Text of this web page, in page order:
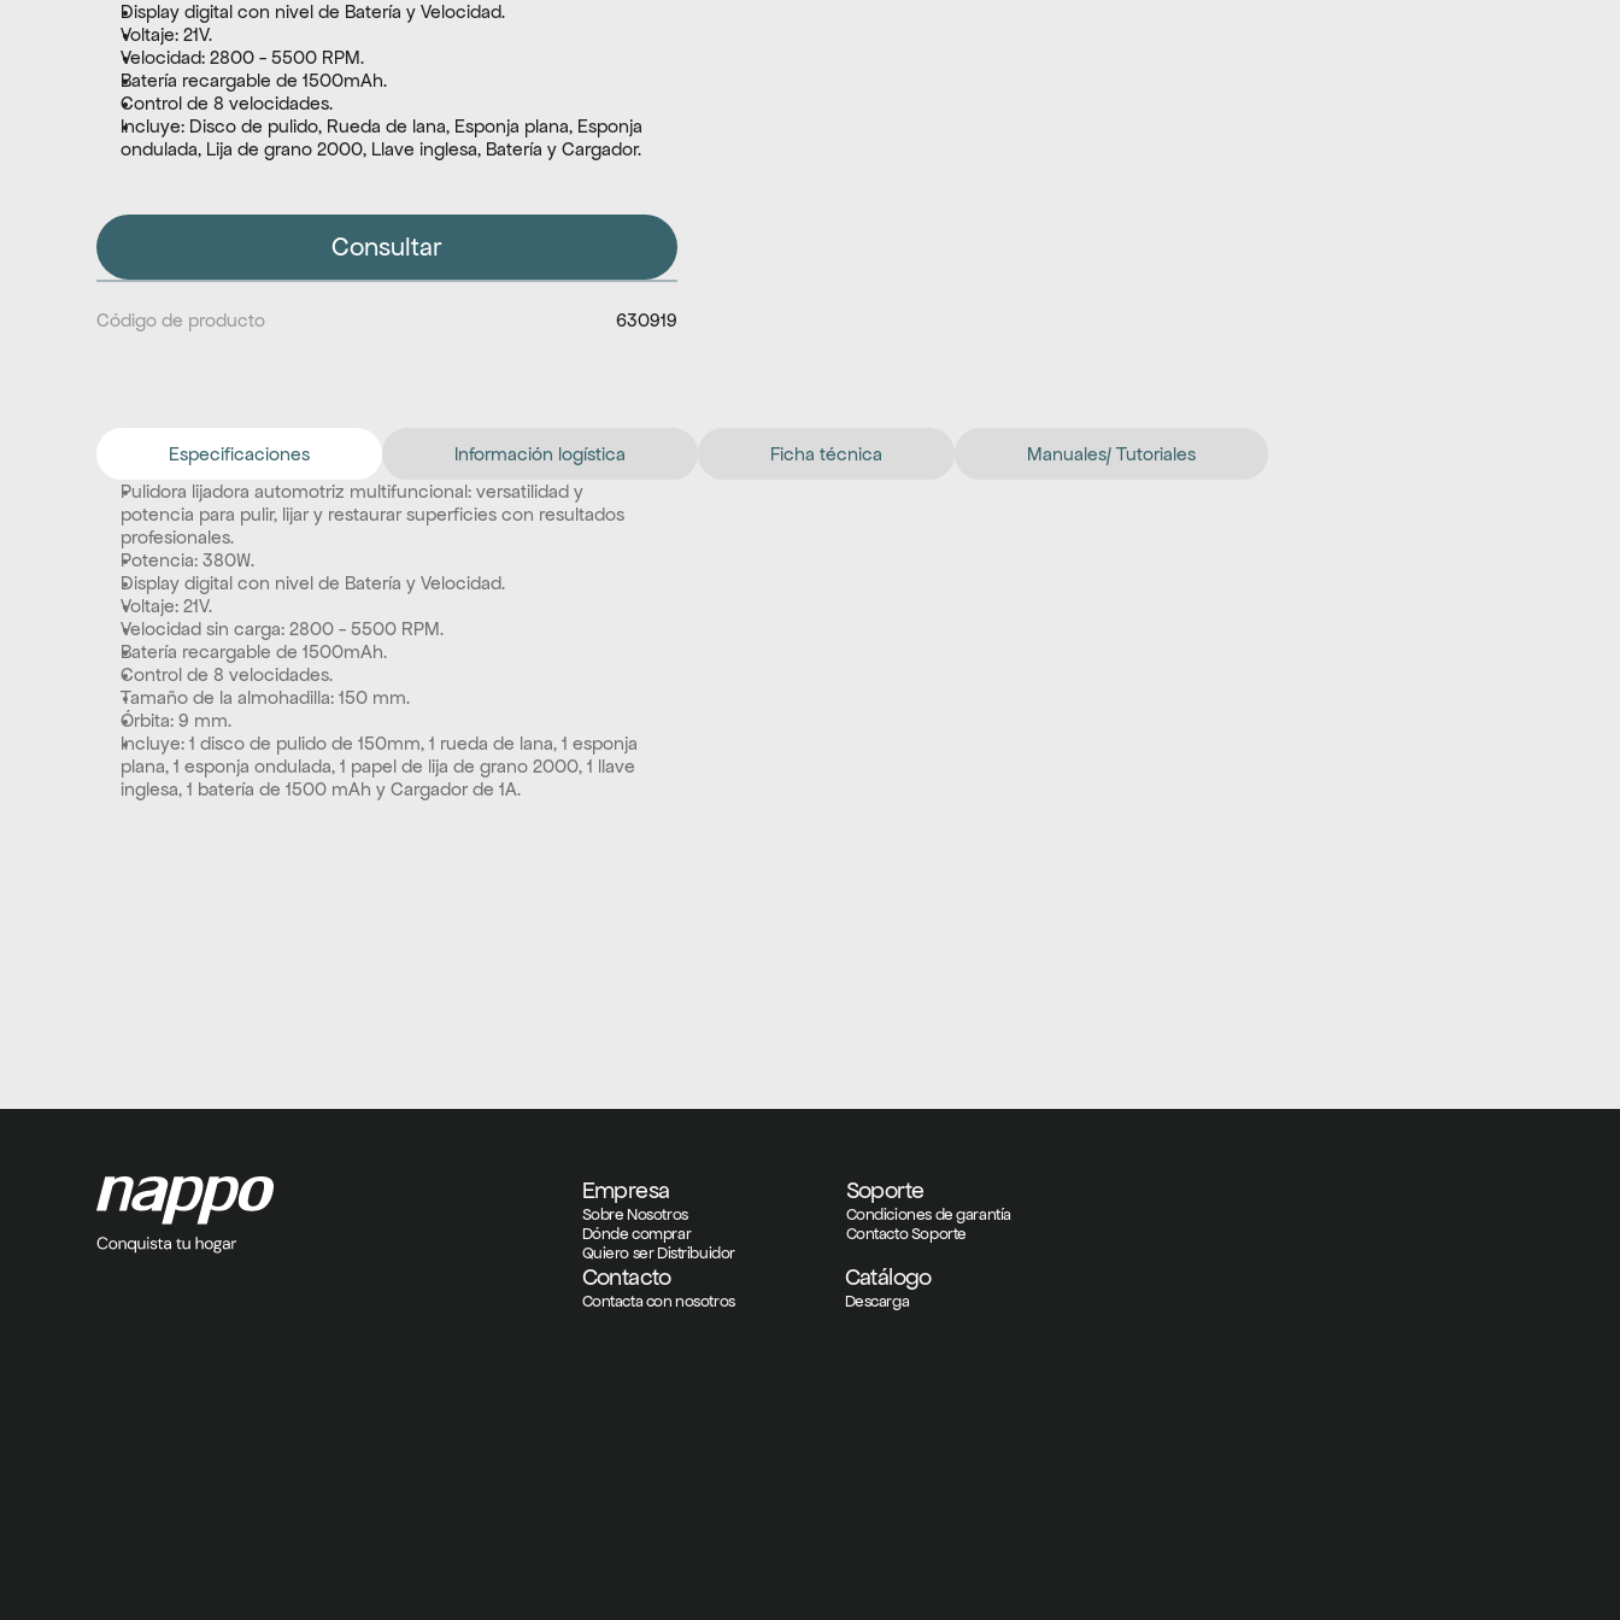
Display digital con nivel de Batería y Velocidad.
Voltaje: 21V.
Velocidad: 2800 - 5500 RPM.
Batería recargable de 1500mAh.
Control de 8 velocidades.
Incluye: Disco de pulido, Rueda de lana, Esponja plana, Esponja
ondulada, Lija de grano 2000, Llave inglesa, Batería y Cargador.
Consultar
Código de producto 630919
Especificaciones Información logística Ficha técnica
Manuales/ Tutoriales
Pulidora lijadora automotriz multifuncional: versatilidad y
potencia para pulir, lijar y restaurar superficies con resultados
profesionales.
Potencia: 380W.
Display digital con nivel de Batería y Velocidad.
Voltaje: 21V.
Velocidad sin carga: 2800 - 5500 RPM.
Batería recargable de 1500mAh.
Control de 8 velocidades.
Tamaño de la almohadilla: 150 mm.
Órbita: 9 mm.
Incluye: 1 disco de pulido de 150mm, 1 rueda de lana, 1 esponja
plana, 1 esponja ondulada, 1 papel de lija de grano 2000, 1 llave
inglesa, 1 batería de 1500 mAh y Cargador de 1A.
Empresa
Sobre Nosotros
Dónde comprar
Quiero ser Distribuidor
Soporte
Condiciones de garantía
Contacto Soporte
Contacto
Contacta con nosotros
Catálogo
Descarga